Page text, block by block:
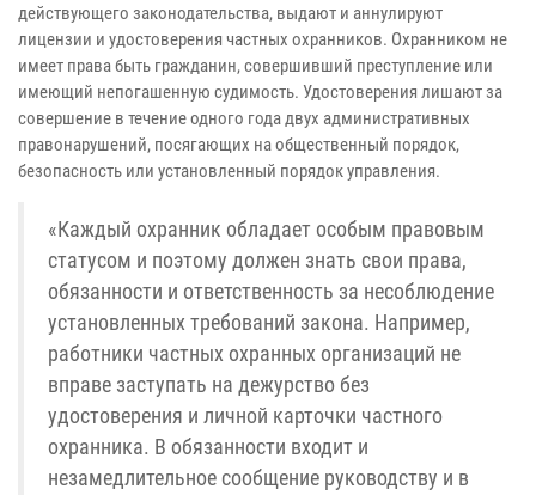
действующего законодательства, выдают и аннулируют
лицензии и удостоверения частных охранников. Охранником не
имеет права быть гражданин, совершивший преступление или
имеющий непогашенную судимость. Удостоверения лишают за
совершение в течение одного года двух административных
правонарушений, посягающих на общественный порядок,
безопасность или установленный порядок управления.
«Каждый охранник обладает особым правовым
статусом и поэтому должен знать свои права,
обязанности и ответственность за несоблюдение
установленных требований закона. Например,
работники частных охранных организаций не
вправе заступать на дежурство без
удостоверения и личной карточки частного
охранника. В обязанности входит и
незамедлительное сообщение руководству и в